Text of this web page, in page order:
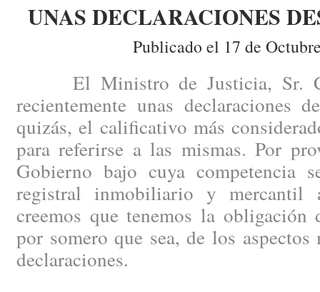
UNAS DECLARACIONES
Publicado el 17 de
El Ministro de Justicia, Sr.
recientemente unas declaraciones
quizás, el calificativo más
para referirse a las mismas. Por
Gobierno bajo cuya competencia
registral inmobiliario y mercantil
creemos que tenemos la
por somero que sea, de los aspectos
declaraciones.